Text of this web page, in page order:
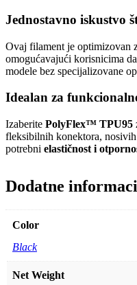
Jednostavno iskustvo
Ovaj filament je optimizovan
omogućavajući korisnicima
modele bez specijalizovane
Idealan za
Izaberite PolyFlex™ TPU95
fleksibilnih konektora,
potrebni elastičnost i
Dodatne
Color
Black
Net Weight